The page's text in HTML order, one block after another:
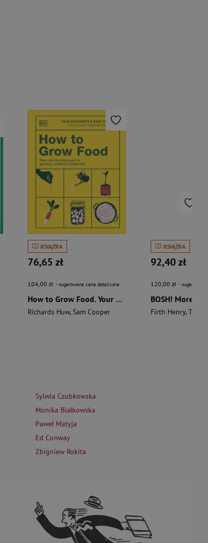
KSIĄŻKA
76,65 zł
104,00 zł - sugerowana cena detaliczna
How to Grow Food. Your Crop-by-Crop Guide to Growing, Cooking, & Preserving
Richards Huw, Sam Cooper
KSIĄŻKA
92,40 zł
120,00 zł -
Firth Henry,
Sylwia Czubkowska
Monika Białkowska
Paweł Matyja
Ed Conway
Zbigniew Rokita